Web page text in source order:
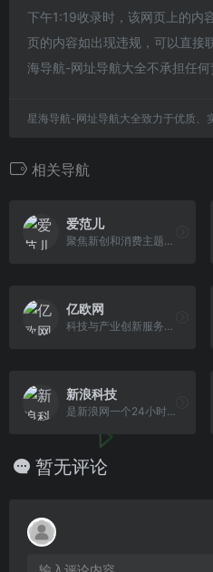
下午1:19收录时，该网页上的内
页的内容如出现违规，可以直接
海导航-网址导航大全不承担任何
星海导航-网址导航大全致力于优质、
相关导航
爱范儿
聚焦新创和消费主题的科技媒体
亿欧网
科技与产业创新服务平台
新浪科技
是新浪网一个24小时滚动报道IT业界、电信、互联网、科学探索资讯的频道
暂无评论